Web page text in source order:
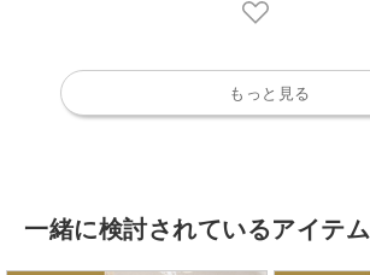
もっと見る
一緒に検討されているアイテム